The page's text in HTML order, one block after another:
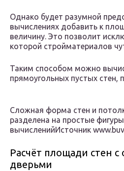
Однако будет разумной
вычислениях добавить к
величину. Это позволит
которой стройматериалов
Таким способом можно
прямоугольных пустых стен,
Сложная форма стен и
разделена на простые
вычисленийИсточник
Расчёт площади стен с
дверьми